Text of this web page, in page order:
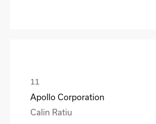
Apollo Corporation
Calin Ratiu